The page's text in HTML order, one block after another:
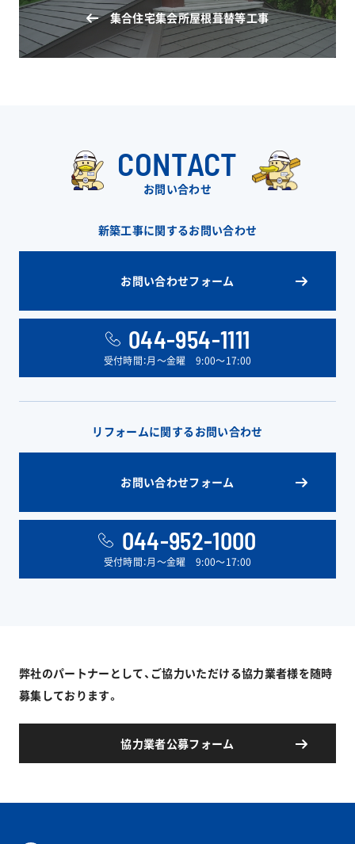
集合住宅集会所屋根葺替等工事
CONTACT
お問い合わせ
新築工事に関するお問い合わせ
お問い合わせフォーム
044-954-1111
受付時間：月〜金曜 9:00〜17:00
リフォームに関するお問い合わせ
お問い合わせフォーム
044-952-1000
受付時間：月〜金曜 9:00〜17:00
弊社のパートナーとして、ご協力いただける協力業者様を随時
募集しております。
協力業者公募フォーム